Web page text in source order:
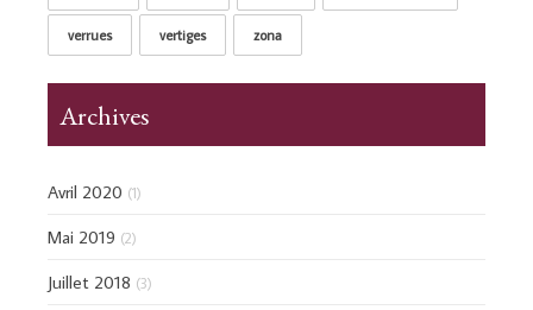
verrues vertiges zona
Archives
Avril 2020 (1)
Mai 2019 (2)
Juillet 2018 (3)